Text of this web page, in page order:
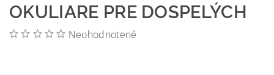
OKULIARE PRE DOSPELÝCH
Neohodnotené